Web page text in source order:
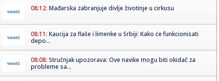
08:12: Mađarska zabranjuje divlje životinje u cirkusu
08:11: Kaucija za flaše i limenke u Srbiji: Kako će funkcionisati
depo...
08:08: Stručnjak upozorava: Ove navike mogu biti okidač za
probleme sa...